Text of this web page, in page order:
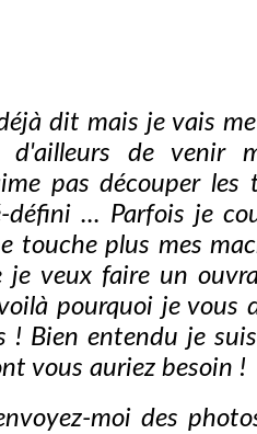
dit mais je vais
d'ailleurs de venir
pas découper
... Parfois je
touche plus mes
je veux faire un
pourquoi je vous
! Bien entendu je
vous auriez besoin !
moi des